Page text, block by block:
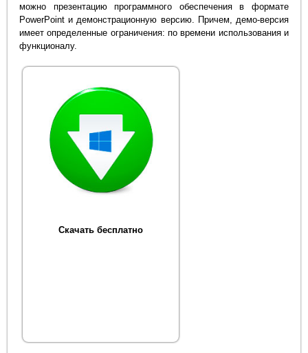
можно презентацию программного обеспечения в формате
PowerPoint и демонстрационную версию. Причем, демо-версия
имеет определенные ограничения: по времени использования и
функционалу.
Скачать бесплатно